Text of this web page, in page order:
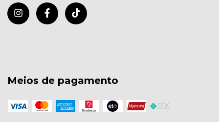
Meios de pagamento